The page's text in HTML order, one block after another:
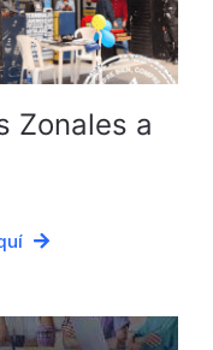
Zonales a